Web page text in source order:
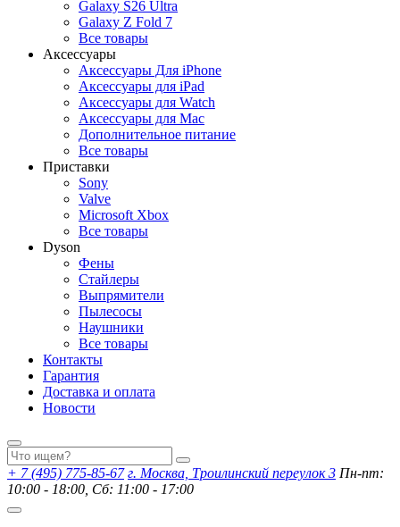
Galaxy S26 Ultra
Galaxy Z Fold 7
Все товары
Аксессуары
Аксессуары Для iPhone
Аксессуары для iPad
Аксессуары для Watch
Аксессуары для Mac
Дополнительное питание
Все товары
Приставки
Sony
Valve
Microsoft Xbox
Все товары
Dyson
Фены
Стайлеры
Выпрямители
Пылесосы
Наушники
Все товары
Контакты
Гарантия
Доставка и оплата
Новости
+ 7 (495) 775-85-67 г. Москва, Троилинский переулок 3 Пн-пт:
10:00 - 18:00, Сб: 11:00 - 17:00